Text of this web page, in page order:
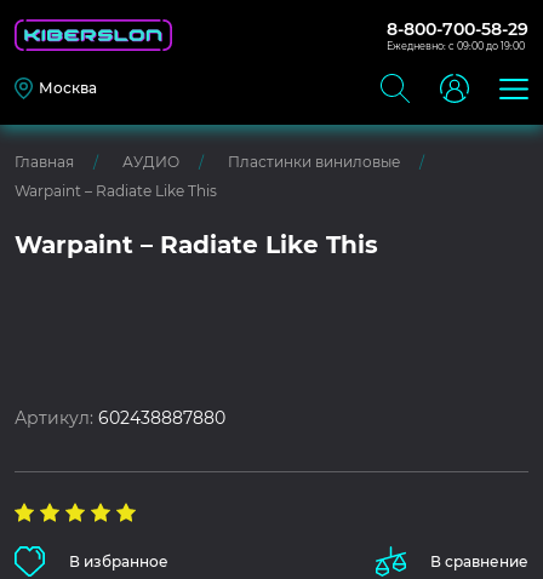
8-800-700-58-29
Ежедневно: с 09:00 до 19:00
Москва
Главная АУДИО
Пластинки виниловые
Warpaint – Radiate Like This
Warpaint – Radiate Like This
Артикул:602438887880
В избранное В сравнение